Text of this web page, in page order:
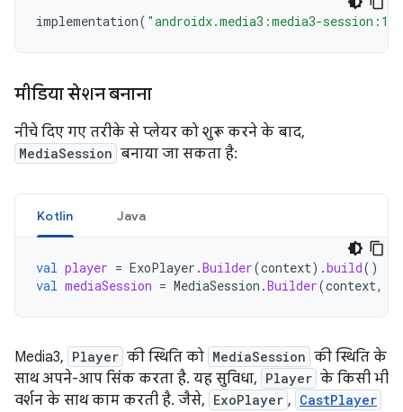
implementation( "androidx.media3:media3-
मीडिया सेशन बनाना
नीचे दिए गए तरीके से प्लेयर को शुरू करने के बाद,
MediaSession बनाया जा सकता है:
Kotlin Java
val player = ExoPlayer .Builder(context).build()
val mediaSession = MediaSession .Builder(context,
Media3, Player की स्थिति को MediaSession की स्थिति के
साथ अपने-आप सिंक करता है. यह सुविधा, Player के किसी भी
वर्शन के साथ काम करती है. जैसे, ExoPlayer , CastPlayer